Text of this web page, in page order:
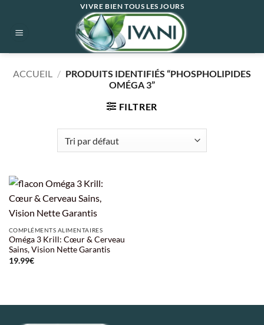
contenu
VIVRE BIEN TOUS LES JOURS
ACCUEIL / PRODUITS IDENTIFIÉS “PHOSPHOLIPIDES
OMÉGA 3”
FILTRER
COMPLÉMENTS ALIMENTAIRES
Oméga 3 Krill: Cœur & Cerveau
Sains, Vision Nette Garantis
19.99€